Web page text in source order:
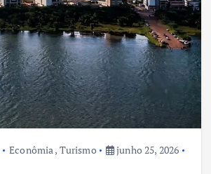
Econômia, Turismo
junho 25, 2026